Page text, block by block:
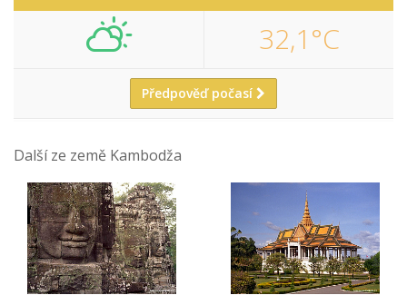
32,1°C
Předpověď počasí
Další ze země Kambodža